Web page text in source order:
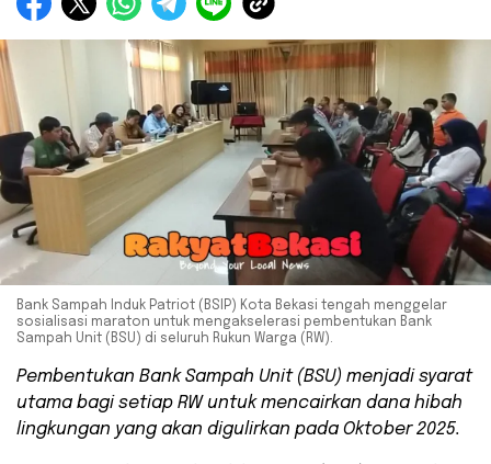
Bank Sampah Induk Patriot (BSIP) Kota Bekasi tengah menggelar
sosialisasi maraton untuk mengakselerasi pembentukan Bank
Sampah Unit (BSU) di seluruh Rukun Warga (RW).
Pembentukan Bank Sampah Unit (BSU) menjadi syarat
utama bagi setiap RW untuk mencairkan dana hibah
lingkungan yang akan digulirkan pada Oktober 2025.